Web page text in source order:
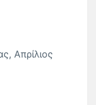
Απρίλιος